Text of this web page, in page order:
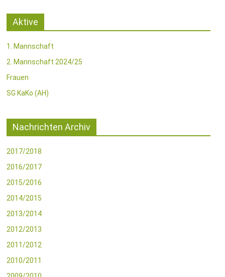
Aktive
1. Mannschaft
2. Mannschaft 2024/25
Frauen
SG KaKo (AH)
Nachrichten Archiv
2017/2018
2016/2017
2015/2016
2014/2015
2013/2014
2012/2013
2011/2012
2010/2011